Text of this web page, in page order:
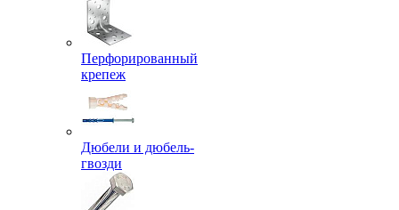
Перфорированный
крепеж
Дюбели и дюбель-
гвозди